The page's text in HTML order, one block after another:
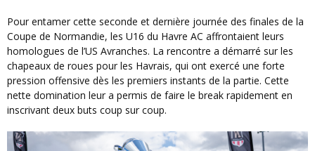
Pour entamer cette seconde et dernière journée des finales de la
Coupe de Normandie, les U16 du Havre AC affrontaient leurs
homologues de l’US Avranches. La rencontre a démarré sur les
chapeaux de roues pour les Havrais, qui ont exercé une forte
pression offensive dès les premiers instants de la partie. Cette
nette domination leur a permis de faire le break rapidement en
inscrivant deux buts coup sur coup.